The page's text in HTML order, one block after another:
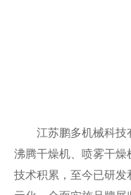
江苏鹏多机械科技有
沸腾干燥机、喷雾干
技术积累，至今已研